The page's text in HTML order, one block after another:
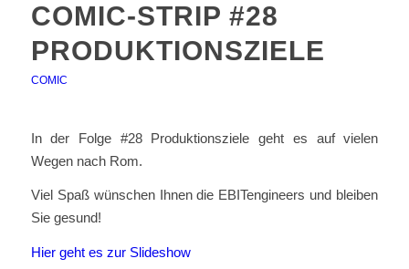
COMIC-STRIP #28
PRODUKTIONSZIELE
COMIC
In der Folge #28 Produktionsziele geht es auf vielen
Wegen nach Rom.
Viel Spaß wünschen Ihnen die EBITengineers und bleiben
Sie gesund!
Hier geht es zur Slideshow